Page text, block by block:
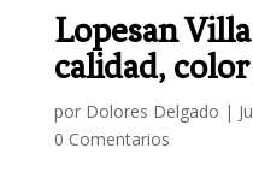
Lopesan
calidad,
por Dolores Delgado |
0 Comentarios